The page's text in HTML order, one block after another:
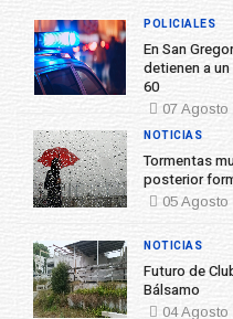
En San
detienen a
60
07 Agosto
POLICIALES
Tormentas
posterior
05 Agosto
NOTICIAS
Futuro de
Bálsamo
04 Agosto
NOTICIAS